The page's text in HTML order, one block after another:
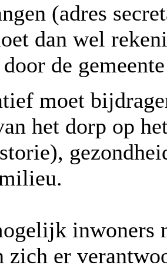
(adres
dan wel
de
moet
het dorp op
inwoners
zich er